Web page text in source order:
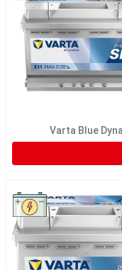
Varta Blue